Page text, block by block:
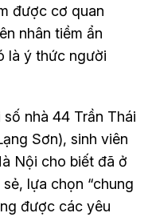
được cơ quan
nhân tiềm ẩn
là ý thức người
nhà 44 Trần Thái
Sơn), sinh viên
Nội cho biết đã ở
lựa chọn “chung
được các yêu